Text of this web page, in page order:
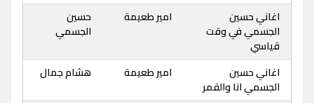
اغاني حسين
الجسمي في وقت
قياسي
امير طعيمة
حسين
الجسمي
اغاني حسين
الجسمي انا والقمر
امير طعيمة هشام جمال